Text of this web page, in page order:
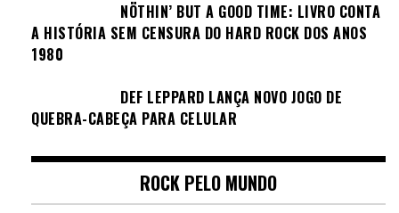
NÖTHIN’ BUT A GOOD TIME: LIVRO CONTA
A HISTÓRIA SEM CENSURA DO HARD ROCK DOS ANOS
1980
DEF LEPPARD LANÇA NOVO JOGO DE
QUEBRA-CABEÇA PARA CELULAR
ROCK PELO MUNDO